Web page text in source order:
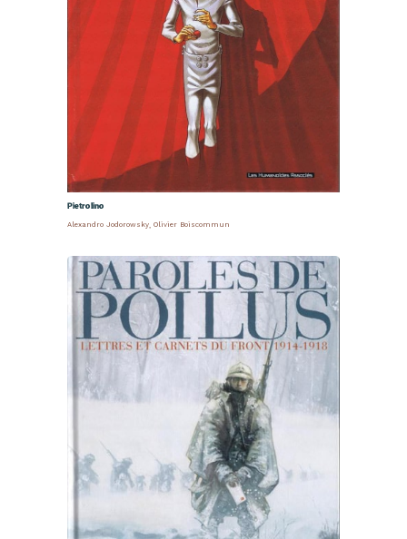
Pietrolino
Alexandro Jodorowsky Olivier Boiscommun